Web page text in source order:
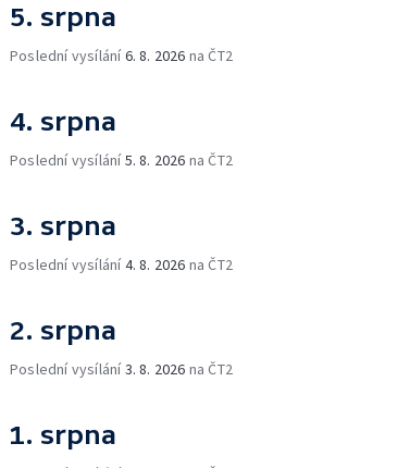
5. srpna
Poslední vysílání6. 8. 2026 na ČT2
4. srpna
Poslední vysílání5. 8. 2026 na ČT2
3. srpna
Poslední vysílání4. 8. 2026 na ČT2
2. srpna
Poslední vysílání3. 8. 2026 na ČT2
1. srpna